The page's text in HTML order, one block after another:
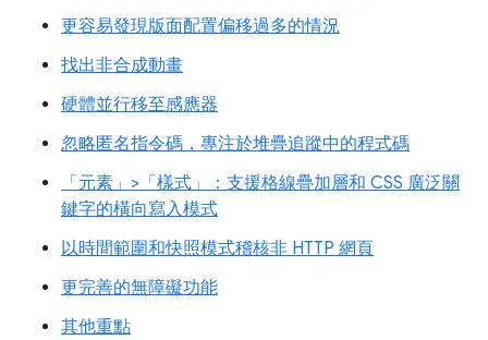
更容易發現版面配置偏移過多的情況
找出非合成動畫
硬體並行移至感應器
忽略匿名指令碼，專注於堆疊追蹤中的程式碼
「元素」>「樣式」：支援格線疊加層和 CSS 廣泛關
鍵字的橫向寫入模式
以時間範圍和快照模式稽核非 HTTP 網頁
更完善的無障礙功能
其他重點